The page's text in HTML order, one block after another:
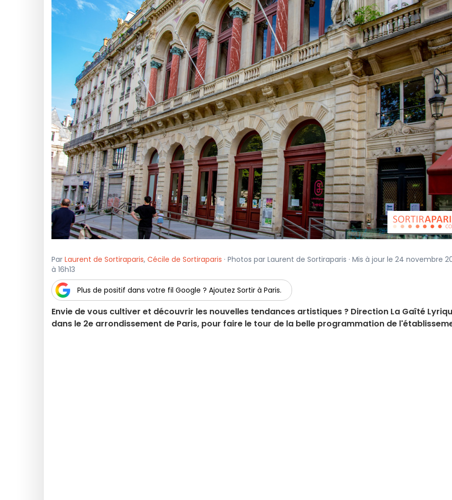
Par Laurent de Sortiraparis, Cécile de Sortiraparis · Photos par Laurent de Sortiraparis · Mis à jour le 24 novembre
à 16h13
Plus de positif dans votre fil Google ? Ajoutez Sortir à Paris.
Envie de vous cultiver et découvrir les nouvelles tendances artistiques ? Direction La Gaîté
dans le 2e arrondissement de Paris, pour faire le tour de la belle programmation de